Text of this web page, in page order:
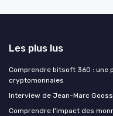
Les plus lus
Comprendre bitsoft 360 : une
cryptomonnaies
Interview de Jean-Marc
Comprendre l'impact des